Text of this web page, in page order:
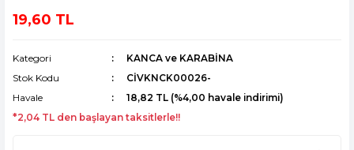
19,60 TL
Kategori
KANCA ve KARABİNA
Stok Kodu
CİVKNCK00026-
Havale
18,82 TL (%4,00 havale indirimi)
*2,04 TL den başlayan taksitlerle!!